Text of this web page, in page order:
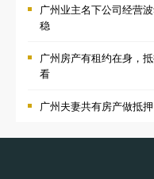
广州业主名下公司经营
稳
广州房产有租约在身，
看
广州夫妻共有房产做抵